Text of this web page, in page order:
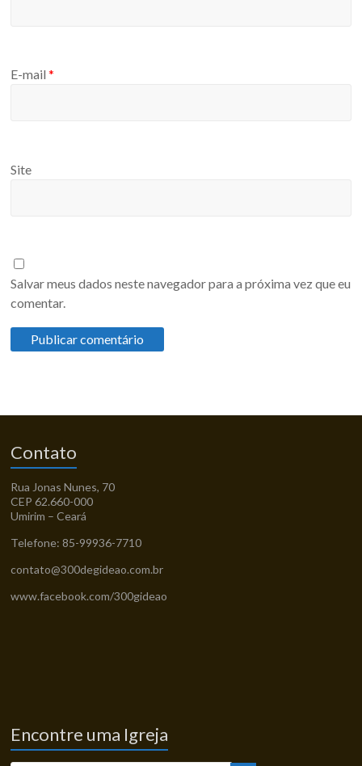
E-mail*
Site
Salvar meus dados neste navegador para a próxima vez que eu
comentar.
Contato
Rua Jonas Nunes, 70
CEP 62.660-000
Umirim – Ceará
Telefone: 85-99936-7710
contato@300degideao.com.br
www.facebook.com/300gideao
Encontre uma Igreja